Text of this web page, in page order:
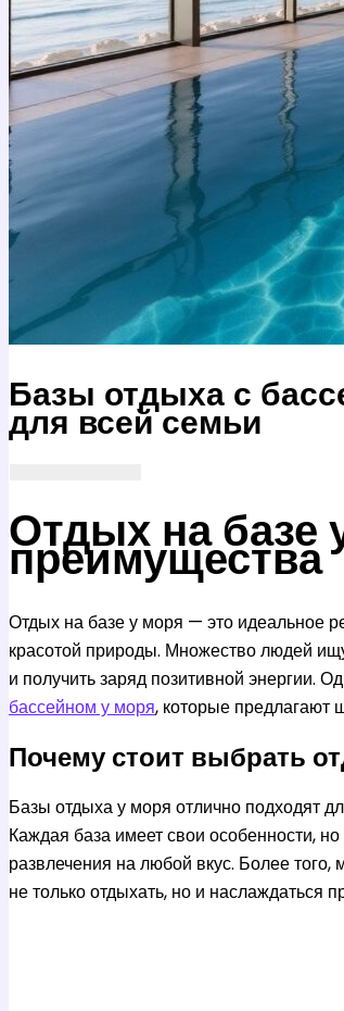
Базы отдыха с
для всей семьи
Отдых на базе
преимущества
Отдых на базе у моря — это идеальное
красотой природы. Множество людей
и получить заряд позитивной энергии.
бассейном у моря, которые предлагают
Почему стоит выбрать
Базы отдыха у моря отлично подходят
Каждая база имеет свои особенности,
развлечения на любой вкус. Более
не только отдыхать, но и наслаждаться